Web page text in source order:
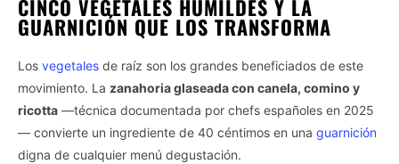
CINCO VEGETALES HUMILDES Y LA
GUARNICIÓN QUE LOS TRANSFORMA
Los vegetales de raíz son los grandes beneficiados de este
movimiento. La zanahoria glaseada con canela, comino y
ricotta —técnica documentada por chefs españoles en 2025
— convierte un ingrediente de 40 céntimos en una guarnición
digna de cualquier menú degustación.